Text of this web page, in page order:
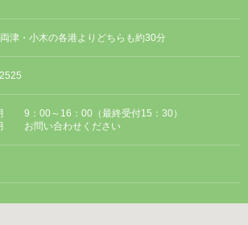
津・小木の各港よりどちらも約30分
9：00～16：00（最終受付15：30）
お問い合わせください